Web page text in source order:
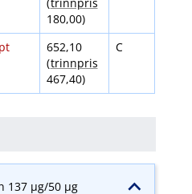
(trinnpris
180,00)
652,10
(trinnpris
467,40)
C
137 μg​/​50 μg